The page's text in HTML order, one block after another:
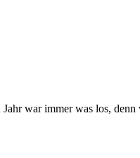
war immer was los,